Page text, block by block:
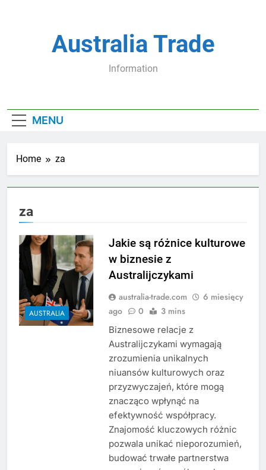
Australia Trade
Information
MENU
Home za
za
AUSTRALIA
Jakie są różnice kulturowe
w biznesie z
Australijczykami
australia-trade.com
6 miesięcy
ago
0 3 mins
Biznesowe relacje z
Australijczykami wymagają
zrozumienia unikalnych
niuansów kulturowych oraz
przyzwyczajeń, które mogą
znacząco wpłynąć na
efektywność współpracy.
Znajomość kluczowych różnic
pozwala unikać nieporozumień,
budować trwałe partnerstwa